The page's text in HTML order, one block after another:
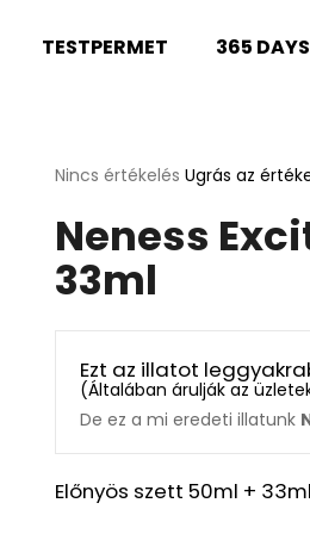
TESTPERMET 365 DAYS
A
átlagos
értékelése
5-
ből
csillag.
Nincs értékelés Ugrás az
Neness
33ml
Ezt az illatot
(Általában árulják az
De ez a mi eredeti illatunk
Előnyös szett 50ml + 33ml
KERESÉS